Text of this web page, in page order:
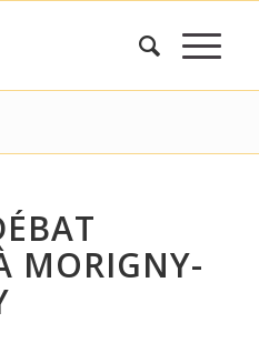
MORIGNY-